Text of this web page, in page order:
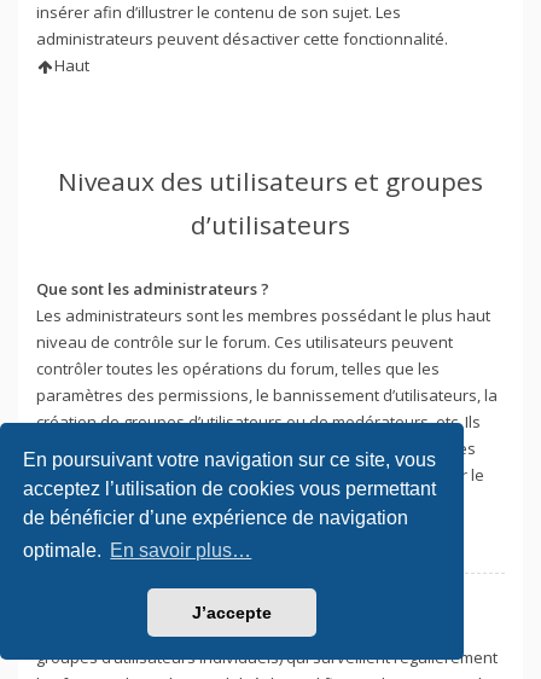
En poursuivant votre navigation sur ce site, vous
acceptez l’utilisation de cookies vous permettant
de bénéficier d’une expérience de navigation
optimale. En savoir plus…
J’accepte
insérer afin d’illustrer le contenu de son sujet. Les
administrateurs peuvent désactiver cette fonctionnalité.
Haut
Niveaux des utilisateurs et groupes
d’utilisateurs
Que sont les administrateurs ?
Les administrateurs sont les membres possédant le plus haut
niveau de contrôle sur le forum. Ces utilisateurs peuvent
contrôler toutes les opérations du forum, telles que les
paramètres des permissions, le bannissement d’utilisateurs, la
création de groupes d’utilisateurs ou de modérateurs, etc. Ils
peuvent également être habilités à modérer l’ensemble des
forums. Tout ceci dépend de la configuration effectuée par le
fondateur du forum.
Haut
Que sont les modérateurs ?
Les modérateurs sont des utilisateurs individuels (ou des
groupes d’utilisateurs individuels) qui surveillent régulièrement